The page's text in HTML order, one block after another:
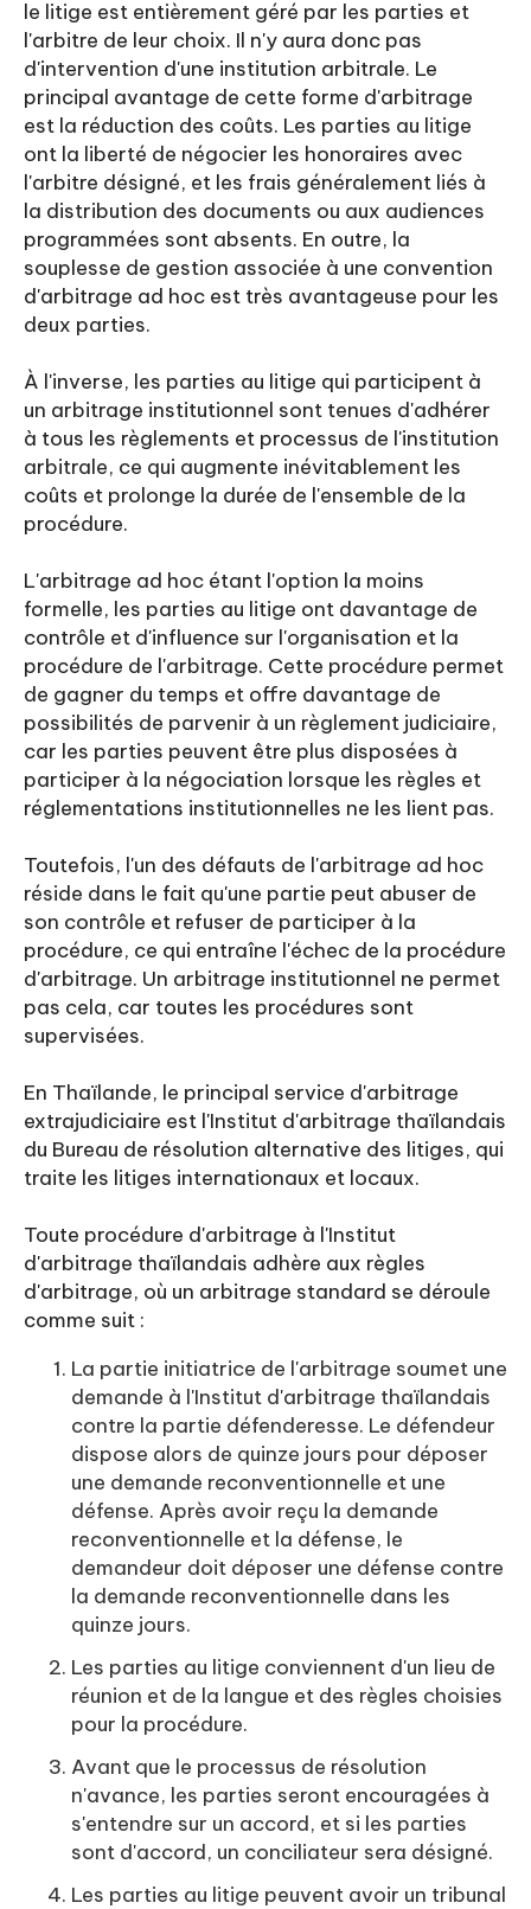
le litige est entièrement géré par les parties et
l'arbitre de leur choix. Il n'y aura donc pas
d'intervention d'une institution arbitrale. Le
principal avantage de cette forme d'arbitrage
est la réduction des coûts. Les parties au litige
ont la liberté de négocier les honoraires avec
l'arbitre désigné, et les frais généralement liés à
la distribution des documents ou aux audiences
programmées sont absents. En outre, la
souplesse de gestion associée à une convention
d'arbitrage ad hoc est très avantageuse pour les
deux parties.
À l'inverse, les parties au litige qui participent à
un arbitrage institutionnel sont tenues d'adhérer
à tous les règlements et processus de l'institution
arbitrale, ce qui augmente inévitablement les
coûts et prolonge la durée de l'ensemble de la
procédure.
L'arbitrage ad hoc étant l'option la moins
formelle, les parties au litige ont davantage de
contrôle et d'influence sur l'organisation et la
procédure de l'arbitrage. Cette procédure permet
de gagner du temps et offre davantage de
possibilités de parvenir à un règlement judiciaire,
car les parties peuvent être plus disposées à
participer à la négociation lorsque les règles et
réglementations institutionnelles ne les lient pas.
Toutefois, l'un des défauts de l'arbitrage ad hoc
réside dans le fait qu'une partie peut abuser de
son contrôle et refuser de participer à la
procédure, ce qui entraîne l'échec de la procédure
d'arbitrage. Un arbitrage institutionnel ne permet
pas cela, car toutes les procédures sont
supervisées.
En Thaïlande, le principal service d'arbitrage
extrajudiciaire est l'Institut d'arbitrage thaïlandais
du Bureau de résolution alternative des litiges, qui
traite les litiges internationaux et locaux.
Toute procédure d'arbitrage à l'Institut
d'arbitrage thaïlandais adhère aux règles
d'arbitrage, où un arbitrage standard se déroule
comme suit :
La partie initiatrice de l'arbitrage soumet une
demande à l'Institut d'arbitrage thaïlandais
contre la partie défenderesse. Le défendeur
dispose alors de quinze jours pour déposer
une demande reconventionnelle et une
défense. Après avoir reçu la demande
reconventionnelle et la défense, le
demandeur doit déposer une défense contre
la demande reconventionnelle dans les
quinze jours.
Les parties au litige conviennent d'un lieu de
réunion et de la langue et des règles choisies
pour la procédure.
Avant que le processus de résolution
n'avance, les parties seront encouragées à
s'entendre sur un accord, et si les parties
sont d'accord, un conciliateur sera désigné.
Les parties au litige peuvent avoir un tribunal